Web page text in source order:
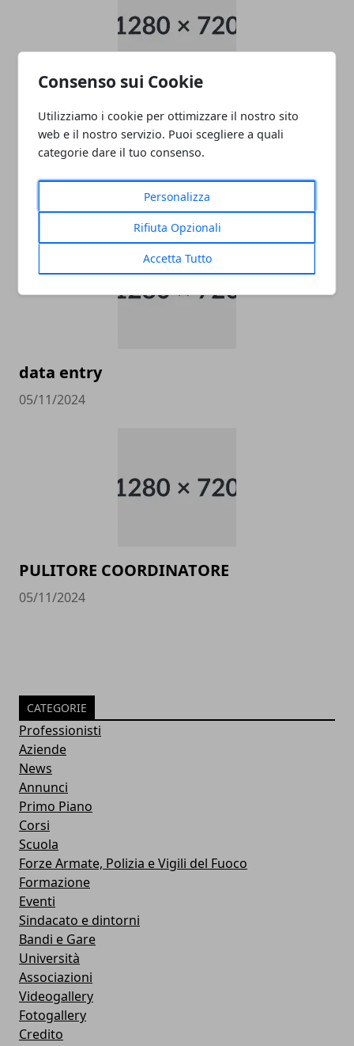
Consenso sui Cookie
Utilizziamo i cookie per ottimizzare il nostro sito
web e il nostro servizio. Puoi scegliere a quali
categorie dare il tuo consenso.
Personalizza
Rifiuta Opzionali
Accetta Tutto
ADDETTO/A ALLE VENDITE
ABBIGLIAMENTO APPARTENENTE ALLE
CATEGORIE PROTETTE - OUTLET CASTEL
ROMANO
data entry
05/11/2024
PULITORE COORDINATORE
05/11/2024
CATEGORIE
Professionisti
Aziende
News
Annunci
Primo Piano
Corsi
Scuola
Forze Armate, Polizia e Vigili del Fuoco
Formazione
Eventi
Sindacato e dintorni
Bandi e Gare
Università
Associazioni
Videogallery
Fotogallery
Credito